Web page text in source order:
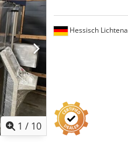
1 / 10
Hessisch